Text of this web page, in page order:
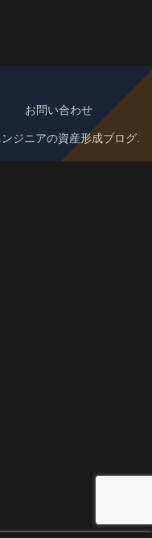
お問い合わせ
ジニアの資産形成ブログ.